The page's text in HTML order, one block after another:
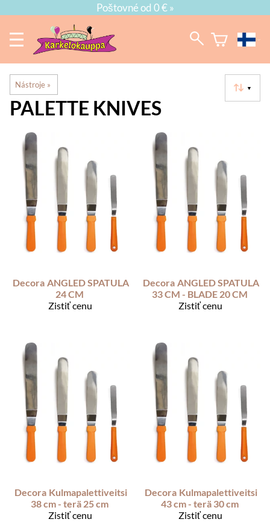
Poštovné od 0 € »
Nástroje ‪» ▼
PALETTE KNIVES
Decora ANGLED SPATULA
24 CM
Zistiť cenu
Decora ANGLED SPATULA
33 CM - BLADE 20 CM
Zistiť cenu
Decora Kulmapalettiveitsi
38 cm - terä 25 cm
Zistiť cenu
Decora Kulmapalettiveitsi
43 cm - terä 30 cm
Zistiť cenu